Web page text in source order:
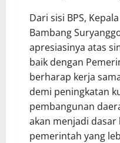
Dari sisi BPS,
Bambang
apresiasinya atas
baik dengan
berharap kerja
demi peningkatan
pembangunan
akan menjadi
pemerintah yang